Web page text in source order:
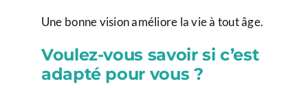
Une bonne vision améliore la vie à tout âge.
Voulez-vous savoir si c’est
adapté pour vous ?